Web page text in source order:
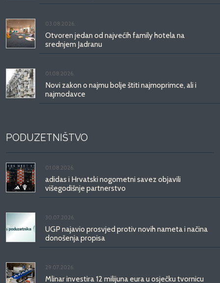
03.08.2026.
Otvoren jedan od najvećih family hotela na
srednjem Jadranu
01.08.2026.
Novi zakon o najmu bolje štiti najmoprimce, ali i
najmodavce
PODUZETNIŠTVO
01.08.2026.
adidas i Hrvatski nogometni savez objavili
višegodišnje partnerstvo
30.07.2026.
UGP najavio prosvjed protiv novih nameta i načina
donošenja propisa
29.07.2026.
Mlinar investira 12 milijuna eura u osječku tvornicu